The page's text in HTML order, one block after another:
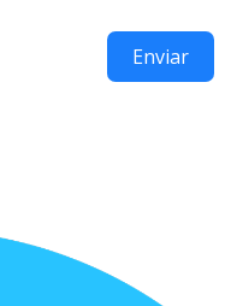
Enviar